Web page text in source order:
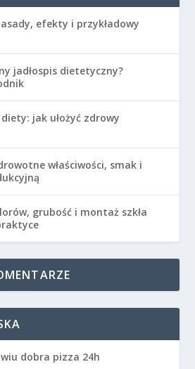
efekty i przykładowy
jadłospis dietetyczny?
jak ułożyć zdrowy
właściwości, smak i
grubość i montaż szkła
dobra pizza 24h